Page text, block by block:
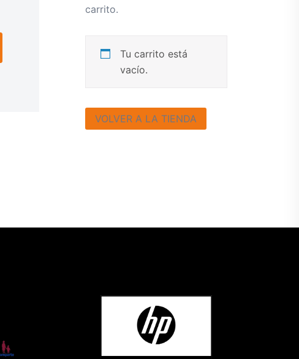
carrito.
Tu carrito está
vacío.
VOLVER A LA TIENDA